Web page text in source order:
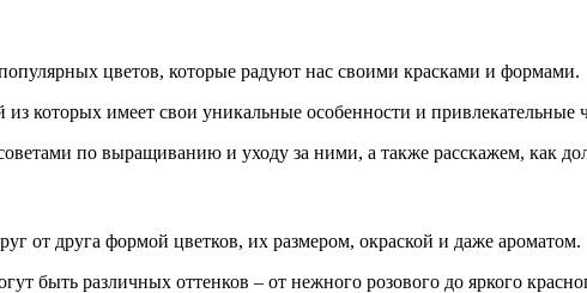
цветов, которые радуют нас своими красками и формами.
которых имеет свои уникальные особенности и привлекательные
по выращиванию и уходу за ними, а также расскажем, как
от друга формой цветков, их размером, окраской и даже ароматом.
быть различных оттенков – от нежного розового до яркого